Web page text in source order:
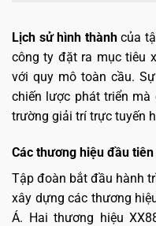
Lịch sử hình thànhcủa
công ty đặt ra mục tiêu
với quy mô toàn cầu.
chiến lược phát triển
trường giải trí trực tuyến
Các thương hiệu đầu tiên
Tập đoàn bắt đầu hành
xây dựng các thương
Á. Hai thương hiệu